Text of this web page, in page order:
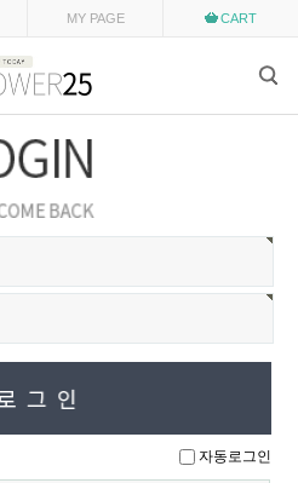
MY PAGE CART
자동로그인